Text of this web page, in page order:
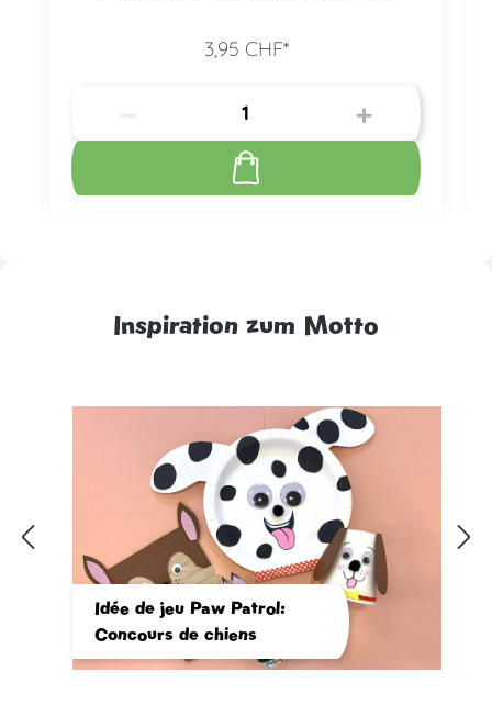
3,95 CHF*
Inspiration zum Motto
Idée de jeu Paw Patrol:
Concours de chiens